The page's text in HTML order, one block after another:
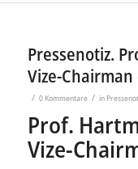
Pressenotiz.
Vize-
/ 0 Kommentare / in
Prof.
Vize-